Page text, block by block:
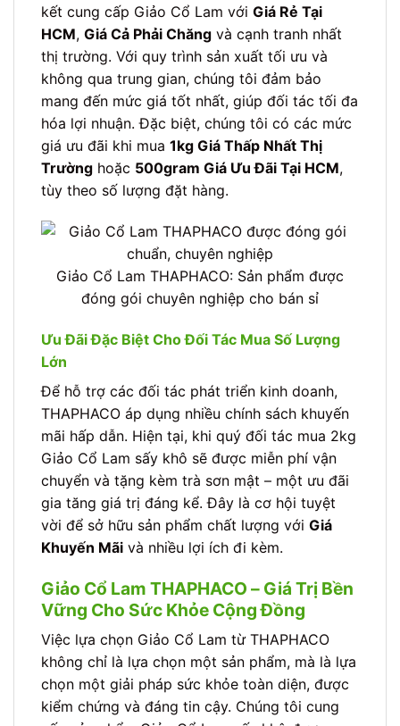
kết cung cấp Giảo Cổ Lam với Giá Rẻ Tại
HCM, Giá Cả Phải Chăng và cạnh tranh nhất
thị trường. Với quy trình sản xuất tối ưu và
không qua trung gian, chúng tôi đảm bảo
mang đến mức giá tốt nhất, giúp đối tác tối đa
hóa lợi nhuận. Đặc biệt, chúng tôi có các mức
giá ưu đãi khi mua 1kg Giá Thấp Nhất Thị
Trường hoặc 500gram Giá Ưu Đãi Tại HCM,
tùy theo số lượng đặt hàng.
Giảo Cổ Lam THAPHACO: Sản phẩm được
đóng gói chuyên nghiệp cho bán sỉ
Ưu Đãi Đặc Biệt Cho Đối Tác Mua Số Lượng
Lớn
Để hỗ trợ các đối tác phát triển kinh doanh,
THAPHACO áp dụng nhiều chính sách khuyến
mãi hấp dẫn. Hiện tại, khi quý đối tác mua 2kg
Giảo Cổ Lam sấy khô sẽ được miễn phí vận
chuyển và tặng kèm trà sơn mật – một ưu đãi
gia tăng giá trị đáng kể. Đây là cơ hội tuyệt
vời để sở hữu sản phẩm chất lượng với Giá
Khuyến Mãi và nhiều lợi ích đi kèm.
Giảo Cổ Lam THAPHACO – Giá Trị Bền
Vững Cho Sức Khỏe Cộng Đồng
Việc lựa chọn Giảo Cổ Lam từ THAPHACO
không chỉ là lựa chọn một sản phẩm, mà là lựa
chọn một giải pháp sức khỏe toàn diện, được
kiểm chứng và đáng tin cậy. Chúng tôi cung